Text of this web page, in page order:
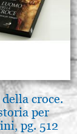
croce.
per
pg. 512